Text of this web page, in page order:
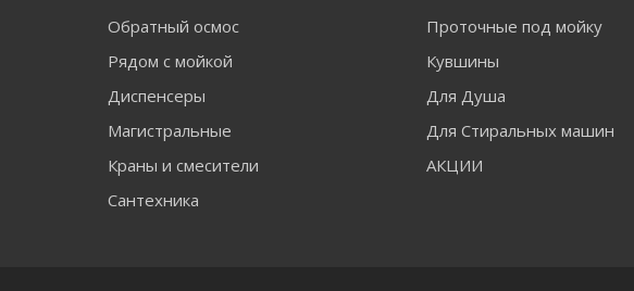
Обратный осмос
Проточные под мойку
Рядом с мойкой
Кувшины
Диспенсеры
Для Душа
Магистральные
Для Стиральных машин
Краны и смесители
АКЦИИ
Сантехника